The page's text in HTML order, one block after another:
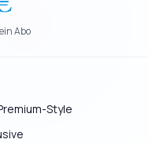
Abo
Style